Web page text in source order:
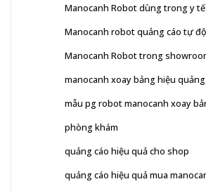
Manocanh Robot dùng trong y tế
Manocanh robot quảng cáo tự
Manocanh Robot trong
manocanh xoay bảng hiệu quảng
mẫu pg robot manocanh xoay
phòng khám
quảng cáo hiệu quả cho shop
quảng cáo hiệu quả mua